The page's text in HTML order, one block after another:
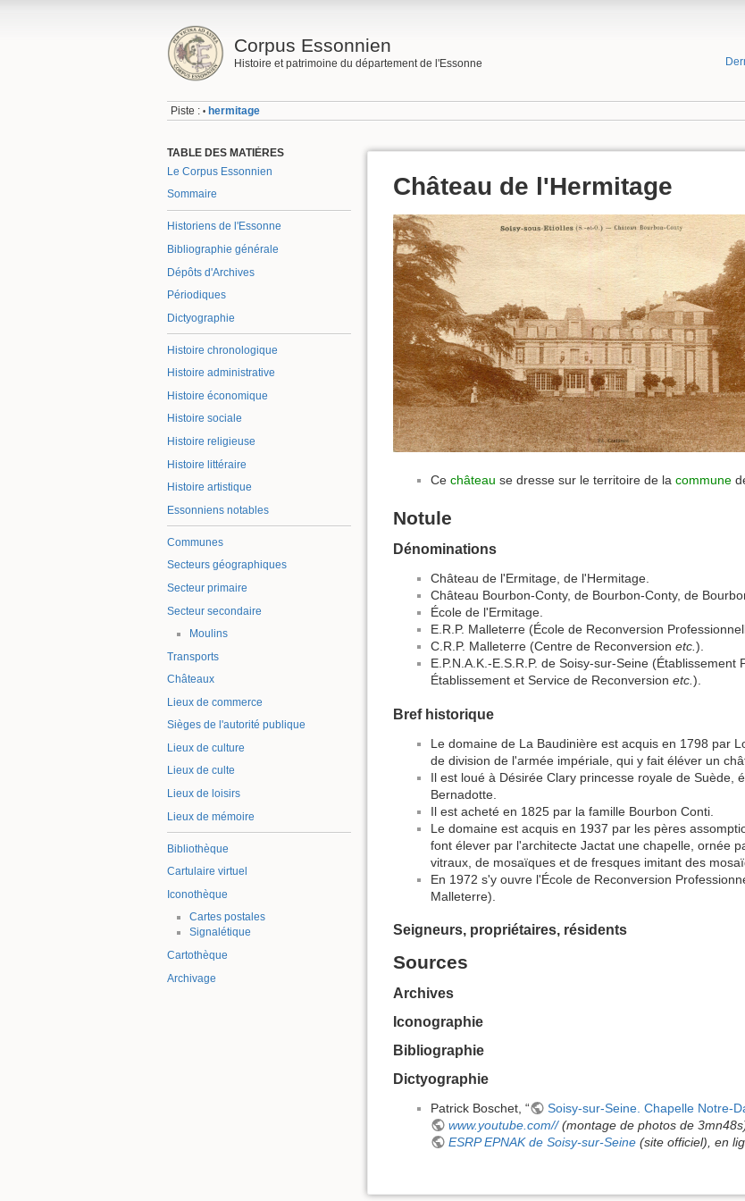
Corpus Essonnien
Histoire et patrimoine du département de l'Essonne
Piste : • hermitage
TABLE DES MATIÈRES
Le Corpus Essonnien
Sommaire
Historiens de l'Essonne
Bibliographie générale
Dépôts d'Archives
Périodiques
Dictyographie
Histoire chronologique
Histoire administrative
Histoire économique
Histoire sociale
Histoire religieuse
Histoire littéraire
Histoire artistique
Essonniens notables
Communes
Secteurs géographiques
Secteur primaire
Secteur secondaire
Moulins
Transports
Châteaux
Lieux de commerce
Sièges de l'autorité publique
Lieux de culture
Lieux de culte
Lieux de loisirs
Lieux de mémoire
Bibliothèque
Cartulaire virtuel
Iconothèque
Cartes postales
Signalétique
Cartothèque
Archivage
Château de l'Hermitage
Ce château se dresse sur le territoire de la commune
Notule
Dénominations
Château de l'Ermitage, de l'Hermitage.
Château Bourbon-Conty, de Bourbon-Conty, de
École de l'Ermitage.
E.R.P. Malleterre (École de Reconversion
C.R.P. Malleterre (Centre de Reconversion etc. ).
E.P.N.A.K.-E.S.R.P. de Soisy-sur-Seine
Établissement et Service de Reconversion etc. ).
Bref historique
Le domaine de La Baudinière est acquis en 1798 par
de division de l'armée impériale, qui y fait éléver un
Il est loué à Désirée Clary princesse royale de Suède,
Bernadotte.
Il est acheté en 1825 par la famille Bourbon Conti.
Le domaine est acquis en 1937 par les pères
font élever par l'architecte Jactat une chapelle, ornée
vitraux, de mosaïques et de fresques imitant des
En 1972 s'y ouvre l'École de Reconversion
Malleterre).
Seigneurs, propriétaires, résidents
Sources
Archives
Iconographie
Bibliographie
Dictyographie
Patrick Boschet, “ Soisy-sur-Seine. Chapelle Notre-
www.youtube.com//(montage de photos de
ESRP EPNAK de Soisy-sur-Seine(site officiel), en